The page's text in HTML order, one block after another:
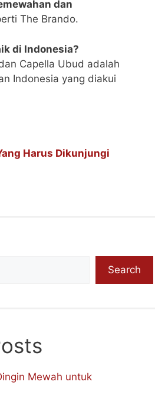
dan
The Brando.
di Indonesia?
Capella Ubud adalah
Indonesia yang diakui
Harus Dikunjungi
Search
Mewah untuk